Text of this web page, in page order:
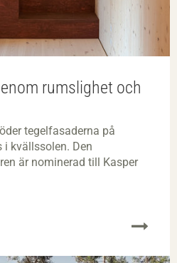
rumslighet och
tegelfasaderna på
i kvällssolen. Den
är nominerad till Kasper